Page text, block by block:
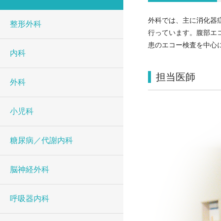
外科では、主に消化器
行っています。腹部エ
患のエコー検査を中心
担当医師
整形外科
内科
外科
小児科
糖尿病／代謝内科
脳神経外科
呼吸器内科